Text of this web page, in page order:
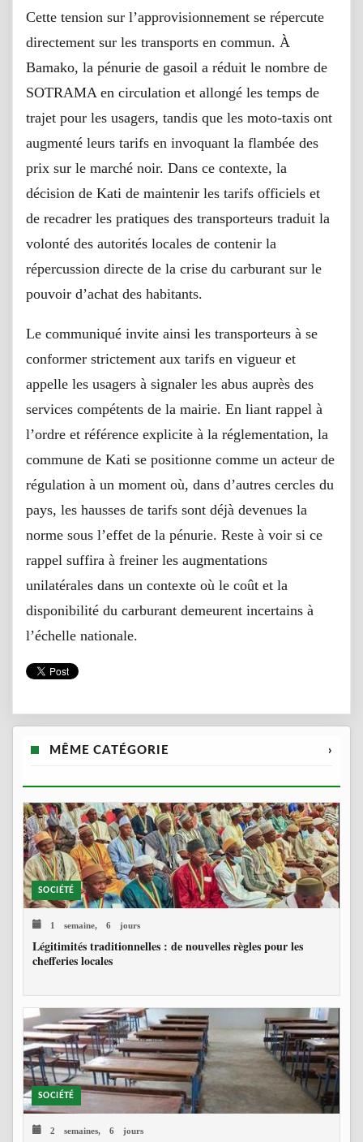
Cette tension sur l’approvisionnement se répercute
directement sur les transports en commun. À
Bamako, la pénurie de gasoil a réduit le nombre de
SOTRAMA en circulation et allongé les temps de
trajet pour les usagers, tandis que les moto-taxis ont
augmenté leurs tarifs en invoquant la flambée des
prix sur le marché noir. Dans ce contexte, la
décision de Kati de maintenir les tarifs officiels et
de recadrer les pratiques des transporteurs traduit la
volonté des autorités locales de contenir la
répercussion directe de la crise du carburant sur le
pouvoir d’achat des habitants.
Le communiqué invite ainsi les transporteurs à se
conformer strictement aux tarifs en vigueur et
appelle les usagers à signaler les abus auprès des
services compétents de la mairie. En liant rappel à
l’ordre et référence explicite à la réglementation, la
commune de Kati se positionne comme un acteur de
régulation à un moment où, dans d’autres cercles du
pays, les hausses de tarifs sont déjà devenues la
norme sous l’effet de la pénurie. Reste à voir si ce
rappel suffira à freiner les augmentations
unilatérales dans un contexte où le coût et la
disponibilité du carburant demeurent incertains à
l’échelle nationale.
MÊME CATÉGORIE ›
SOCIÉTÉ
1 semaine, 6 jours
Légitimités traditionnelles : de nouvelles règles pour les
chefferies locales
SOCIÉTÉ
2 semaines, 6 jours